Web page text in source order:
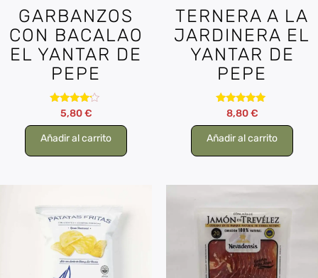
GARBANZOS
CON BACALAO
EL YANTAR DE
PEPE
Valorado
con
de 5
5,80€
Añadir al carrito
TERNERA A LA
JARDINERA EL
YANTAR DE
PEPE
Valorado
con
de 5
8,80€
Añadir al carrito